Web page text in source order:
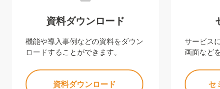
資料ダウンロード
機能や導入事例などの資料をダウン
ロードすることができます。
資料ダウンロード
サービス
画面など
セ